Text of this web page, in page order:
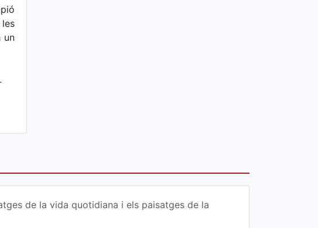
un
de la vida quotidiana i els paisatges de la